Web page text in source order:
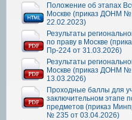
Положение об этапах
Москве (приказ ДОНМ №
22.02.2023)
Результаты
по праву в Москве
Пр-224 от 31.03.2026)
Результаты
Москве (приказ ДОНМ №
13.03.2026)
Проходные баллы для
заключительном этапе
предметов (приказ
№ 235 от 03.04.2026)